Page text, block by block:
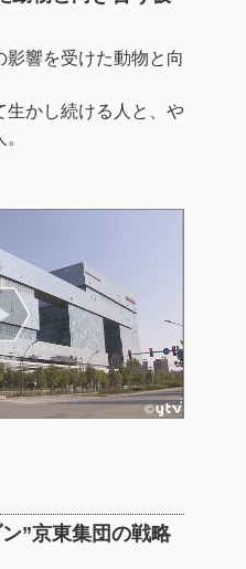
響を受けた動物と向
生かし続ける人と、や
”京東集団の戦略